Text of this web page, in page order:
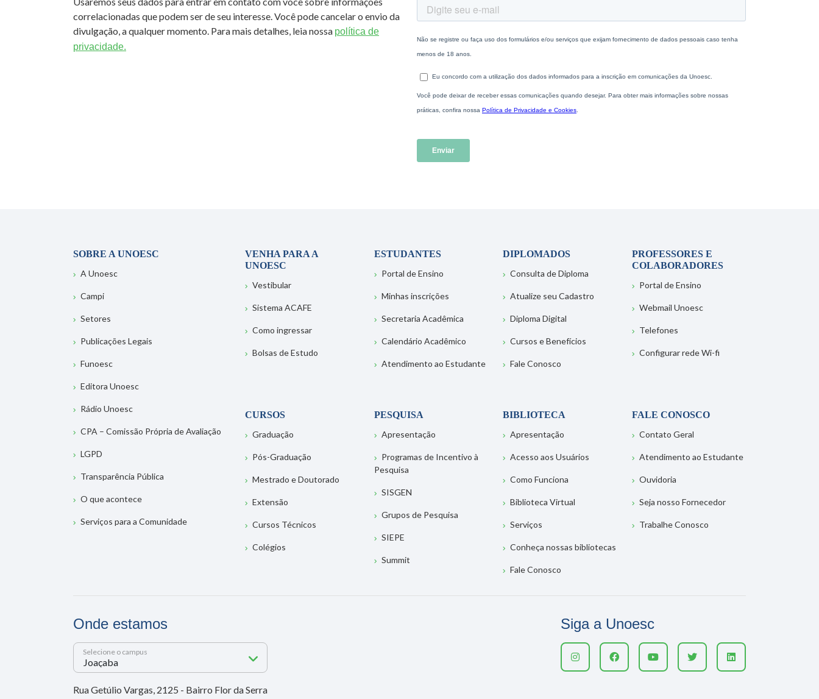
correlacionadas que podem ser de seu interesse. Você pode cancelar o envio da
divulgação, a qualquer momento. Para mais detalhes, leia nossa política de
privacidade.
SOBRE A UNOESC
A Unoesc
Campi
Setores
Publicações Legais
Funoesc
Editora Unoesc
Rádio Unoesc
CPA – Comissão Própria de Avaliação
LGPD
Transparência Pública
O que acontece
Serviços para a Comunidade
VENHA PARA A
UNOESC
Vestibular
Sistema ACAFE
Como ingressar
Bolsas de Estudo
ESTUDANTES
Portal de Ensino
Minhas inscrições
Secretaria Acadêmica
Calendário Acadêmico
Atendimento ao Estudante
DIPLOMADOS
Consulta de Diploma
Atualize seu Cadastro
Diploma Digital
Cursos e Benefícios
Fale Conosco
PROFESSORES E
COLABORADORES
Portal de Ensino
Webmail Unoesc
Telefones
Configurar rede Wi-fi
CURSOS
Graduação
Pós-Graduação
Mestrado e Doutorado
Extensão
Cursos Técnicos
Colégios
PESQUISA
Apresentação
Programas de Incentivo à
Pesquisa
SISGEN
Grupos de Pesquisa
SIEPE
Summit
BIBLIOTECA
Apresentação
Acesso aos Usuários
Como Funciona
Biblioteca Virtual
Serviços
Conheça nossas bibliotecas
Fale Conosco
FALE CONOSCO
Contato Geral
Atendimento ao Estudante
Ouvidoria
Seja nosso Fornecedor
Trabalhe Conosco
Onde estamos
Selecione o campus
Rua Getúlio Vargas, 2125 - Bairro Flor da Serra
Siga a Unoesc